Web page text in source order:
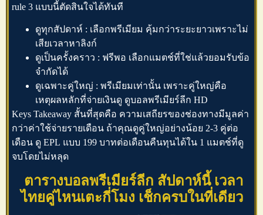
rule 3 แบบนี้ตัดสินใจได้ทันที
ดูทุกสัปดาห์ : เลือกพรีเมียม คุ้มกว่าระยะยาวเพราะไม่
เสียเวลาหาลิงก์
ดูเป็นครั้งคราว : ฟรีพอ เลือกแมตช์ที่ใช่แล้วยอมรับข้อ
จำกัดได้
ดูเฉพาะคู่ใหญ่ : พรีเมียมเท่านั้น เพราะคู่ใหญ่คือ
เหตุผลหลักที่จ่ายเงินดู ดูบอลพรีเมียร์ลีก HD
Keys Takeaway สั้นที่สุดคือ ความเสถียรของช่องทางมีมูลค่า
กว่าค่าใช้จ่ายรายเดือน ถ้าคุณดูคู่ใหญ่อย่างน้อย 2-3 คู่ต่อ
เดือน ดู EPL แบบ 199 บาทต่อเดือนคืนทุนได้ใน 1 แมตช์ที่ดู
จบโดยไม่หลุด
ตารางบอลพรีเมียร์ลีก สัปดาห์นี้ เวลา
ไทยคู่ไหนเตะกี่โมง เช็กครบในที่เดียว